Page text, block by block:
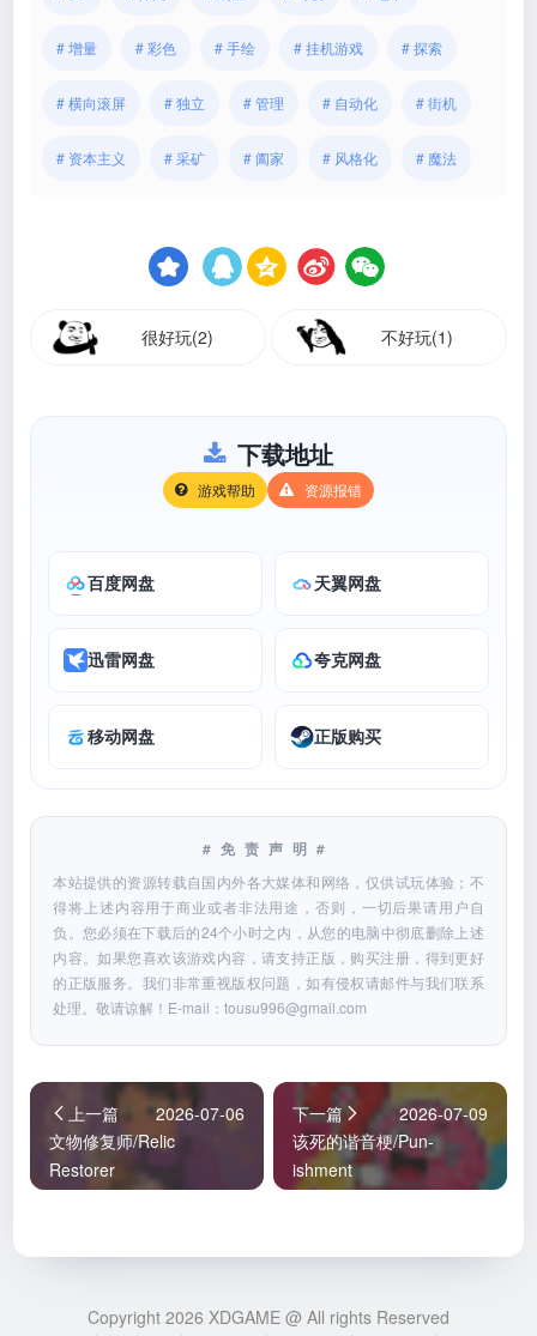
# 增量 # 彩色 # 手绘 # 挂机游戏 # 探索
# 横向滚屏 # 独立 # 管理 # 自动化 # 街机
# 资本主义 # 采矿 # 阖家 # 风格化 # 魔法
很好玩(2) 不好玩(1)
下载地址
游戏帮助 资源报错
百度网盘 天翼网盘
迅雷网盘 夸克网盘
移动网盘 正版购买
#免责声明#
本站提供的资源转载自国内外各大媒体和网络，仅供试玩体验；不
得将上述内容用于商业或者非法用途，否则，一切后果请用户自
负。您必须在下载后的24个小时之内，从您的电脑中彻底删除上述
内容。如果您喜欢该游戏内容，请支持正版，购买注册，得到更好
的正版服务。我们非常重视版权问题，如有侵权请邮件与我们联系
处理。敬请谅解！E-mail：tousu996@gmail.com
上一篇
2026-07-06
文物修复师/Relic
Restorer
下一篇
2026-07-09
该死的谐音梗/Pun-
ishment
Copyright 2026 XDGAME @ All rights Reserved